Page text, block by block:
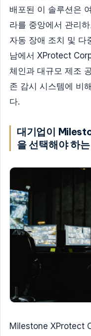
배포된 이 솔루션은
라를 중앙에서 관리
자동 장애 조치 및 다
남에서 XProtect
체인과 대규모 제조
존 감시 시스템에 비
다.
대기업이
을 선택해야 하
Milestone XProtect